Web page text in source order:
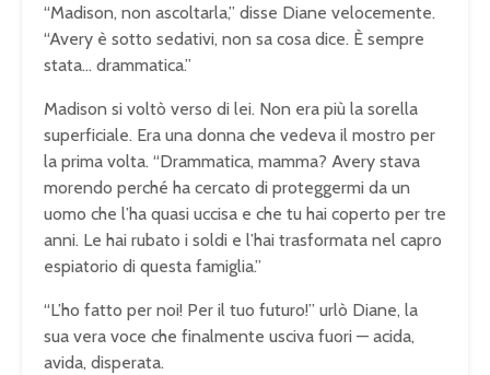
“Madison, non ascoltarla,” disse Diane velocemente.
“Avery è sotto sedativi, non sa cosa dice. È sempre
stata… drammatica.”
Madison si voltò verso di lei. Non era più la sorella
superficiale. Era una donna che vedeva il mostro per
la prima volta. “Drammatica, mamma? Avery stava
morendo perché ha cercato di proteggermi da un
uomo che l’ha quasi uccisa e che tu hai coperto per tre
anni. Le hai rubato i soldi e l’hai trasformata nel capro
espiatorio di questa famiglia.”
“L’ho fatto per noi! Per il tuo futuro!” urlò Diane, la
sua vera voce che finalmente usciva fuori — acida,
avida, disperata.